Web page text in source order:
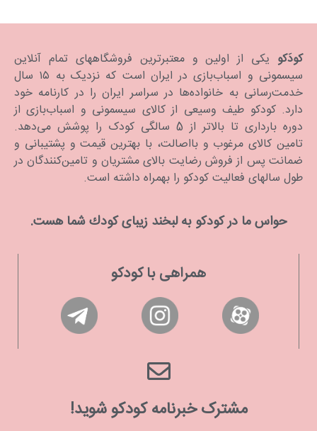
کودَکو یکی از اولین و معتبرترین فروشگاههای تمام آنلاین
سیسمونی و اسباب‌بازی در ایران است که نزدیک به ۱۵ سال
خدمت‌رسانی به خانواده‌ها در سراسر ایران را در کارنامه خود
دارد. كودكو طیف وسیعی از کالای سیسمونی و اسباب‌بازی از
دوره بارداری تا بالاتر از 5 سالگی کودک را پوشش می‌دهد.
تامین کالای مرغوب و بااصالت، با بهترین قیمت و پشتیبانی و
ضمانت پس از فروش رضایت بالای مشتریان و تامین‌کنندگان در
طول سالهای فعالیت کودکو را بهمراه داشته است.
حواس ما در كودكو به لبخند زیبای كودك شما هست.
همراهی با کودکو
مشترک خبرنامه کودکو شوید!